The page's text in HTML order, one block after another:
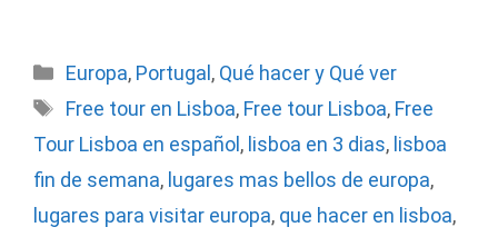
Categorías
Europa, Portugal , Qué hacer y Qué ver
Etiquetas
Free tour en Lisboa, Free tour Lisboa, Free
Tour Lisboa en español , lisboa en 3 dias, lisboa
fin de semana, lugares mas bellos de europa,
lugares para visitar europa, que hacer en lisboa,